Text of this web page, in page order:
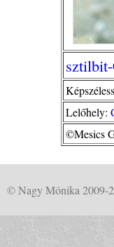
Lelőhely:
©Mesics
© Nagy Mónika 2009-